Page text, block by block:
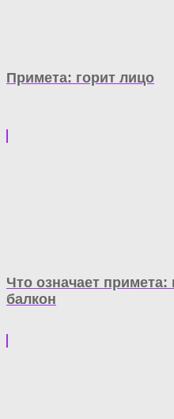
Примета: горит лицо
Что означает примета:
балкон